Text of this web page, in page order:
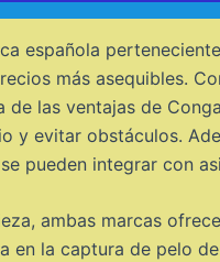
española
más asequibles.
de las ventajas de
y evitar obstáculos.
pueden integrar con
ambas marcas
en la captura de pelo